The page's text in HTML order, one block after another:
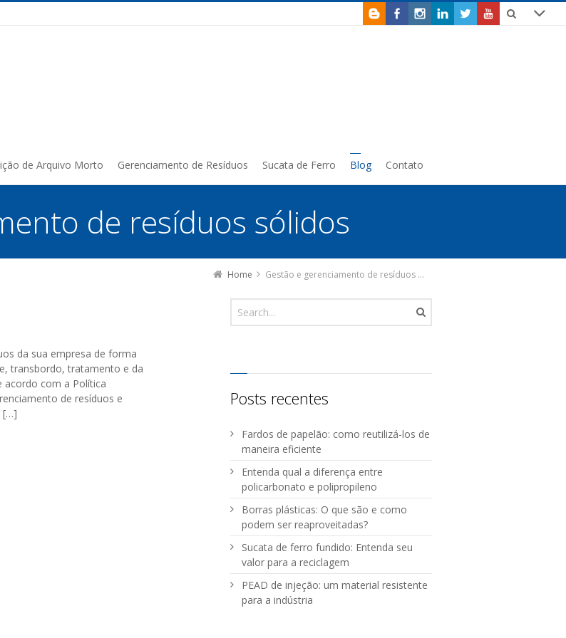
de Arquivo Morto Gerenciamento de Resíduos Sucata de Ferro Blog Contato
de resíduos sólidos
Home Gestão e gerenciamento de resíduos sólidos
da sua empresa de forma
transbordo, tratamento e da
acordo com a Política
de resíduos e
[…]
Posts recentes
Fardos de papelão: como reutilizá-los de
maneira eficiente
Entenda qual a diferença entre
policarbonato e polipropileno
Borras plásticas: O que são e como
podem ser reaproveitadas?
Sucata de ferro fundido: Entenda seu
valor para a reciclagem
PEAD de injeção: um material resistente
para a indústria